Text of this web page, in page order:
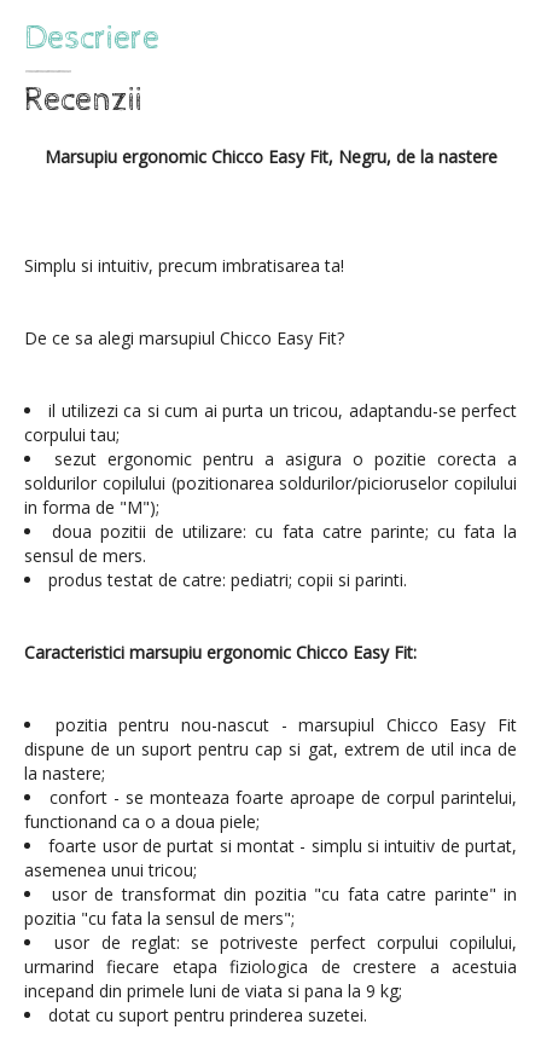
Marsupiu ergonomic Chicco Easy Fit, Negru, de la nastere
Simplu si intuitiv, precum imbratisarea ta!
De ce sa alegi marsupiul Chicco Easy Fit?
il utilizezi ca si cum ai purta un tricou, adaptandu-se perfect
corpului tau;
sezut ergonomic pentru a asigura o pozitie corecta a
soldurilor copilului (pozitionarea soldurilor/picioruselor copilului
in forma de "M");
doua pozitii de utilizare: cu fata catre parinte; cu fata la
sensul de mers.
produs testat de catre: pediatri; copii si parinti.
Caracteristici marsupiu ergonomic Chicco Easy Fit:
pozitia pentru nou-nascut - marsupiul Chicco Easy Fit
dispune de un suport pentru cap si gat, extrem de util inca de
la nastere;
confort - se monteaza foarte aproape de corpul parintelui,
functionand ca o a doua piele;
foarte usor de purtat si montat - simplu si intuitiv de purtat,
asemenea unui tricou;
usor de transformat din pozitia "cu fata catre parinte" in
pozitia "cu fata la sensul de mers";
usor de reglat: se potriveste perfect corpului copilului,
urmarind fiecare etapa fiziologica de crestere a acestuia
incepand din primele luni de viata si pana la 9 kg;
dotat cu suport pentru prinderea suzetei.